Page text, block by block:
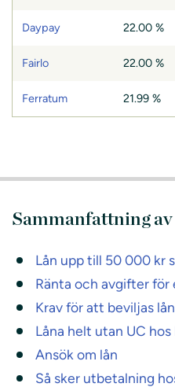
Daypay 22.00 %
Fairlo 22.00 %
Ferratum 21.99 %
Sammanfattning
Lån upp till 50 000 kr
Ränta och avgifter för
Krav för att beviljas
Låna helt utan UC hos
Ansök om lån
Så sker utbetalning